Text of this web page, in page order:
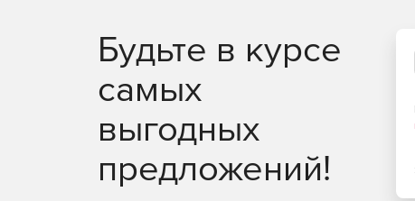
Будьте в курсе
самых
выгодных
предложений!